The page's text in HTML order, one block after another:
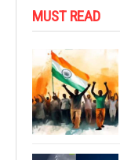
MUST READ